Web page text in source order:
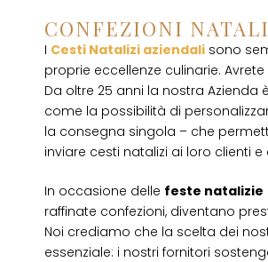
CONFEZIONI
I Cesti Natalizi aziendali sono
proprie eccellenze culinarie.
Da oltre 25 anni la nostra Azienda
come la possibilità di
la consegna singola – che
inviare cesti natalizi ai loro clienti
In occasione delle feste natalizie
raffinate confezioni, diventano
Noi crediamo che la scelta dei
essenziale: i nostri fornitori